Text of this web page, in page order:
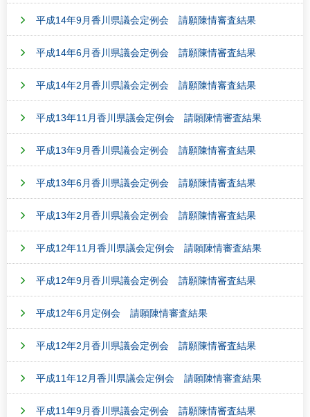
平成14年9月香川県議会定例会 請願陳情審査結果
平成14年6月香川県議会定例会 請願陳情審査結果
平成14年2月香川県議会定例会 請願陳情審査結果
平成13年11月香川県議会定例会 請願陳情審査結果
平成13年9月香川県議会定例会 請願陳情審査結果
平成13年6月香川県議会定例会 請願陳情審査結果
平成13年2月香川県議会定例会 請願陳情審査結果
平成12年11月香川県議会定例会 請願陳情審査結果
平成12年9月香川県議会定例会 請願陳情審査結果
平成12年6月定例会 請願陳情審査結果
平成12年2月香川県議会定例会 請願陳情審査結果
平成11年12月香川県議会定例会 請願陳情審査結果
平成11年9月香川県議会定例会 請願陳情審査結果